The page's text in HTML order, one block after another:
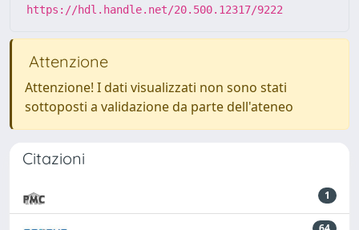
https://hdl.handle.net/20.500.12317/9222
Attenzione
Attenzione! I dati visualizzati non sono stati
sottoposti a validazione da parte dell'ateneo
Citazioni
1